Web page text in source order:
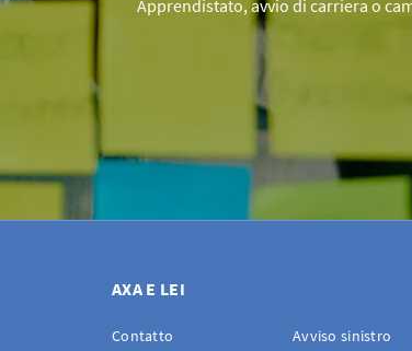
Apprendistato, avvio di carriera o
AXA E LEI
Contatto Avviso sinistro